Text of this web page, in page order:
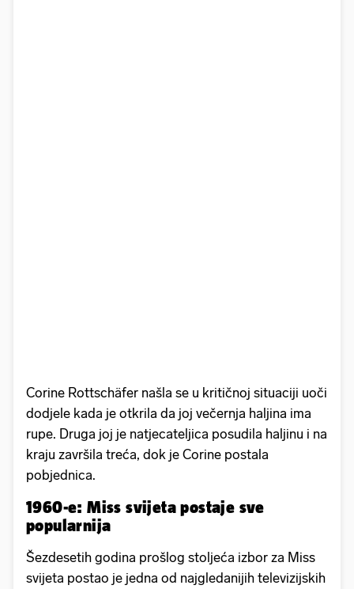
Corine Rottschäfer našla se u kritičnoj situaciji uoči
dodjele kada je otkrila da joj večernja haljina ima
rupe. Druga joj je natjecateljica posudila haljinu i na
kraju završila treća, dok je Corine postala
pobjednica.
1960-e: Miss svijeta postaje sve
popularnija
Šezdesetih godina prošlog stoljeća izbor za Miss
svijeta postao je jedna od najgledanijih televizijskih